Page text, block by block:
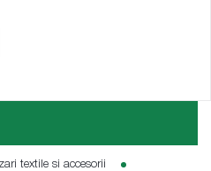
textile si accesorii